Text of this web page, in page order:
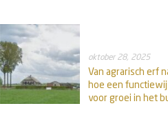
oktober 28, 2025
Van agrarisch erf
hoe een
voor groei in het